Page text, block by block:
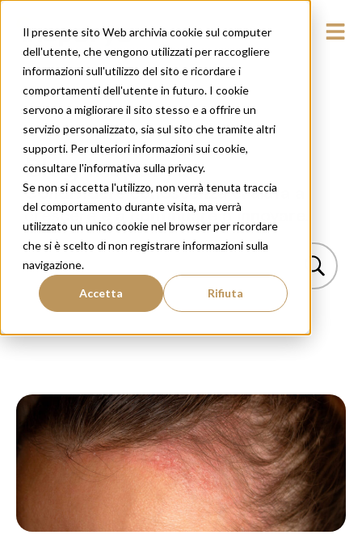
Il presente sito Web archivia cookie sul computer
dell'utente, che vengono utilizzati per raccogliere
informazioni sull'utilizzo del sito e ricordare i
comportamenti dell'utente in futuro. I cookie
servono a migliorare il sito stesso e a offrire un
servizio personalizzato, sia sul sito che tramite altri
supporti. Per ulteriori informazioni sui cookie,
consultare l'informativa sulla privacy.
Se non si accetta l'utilizzo, non verrà tenuta traccia
del comportamento durante visita, ma verrà
utilizzato un unico cookie nel browser per ricordare
che si è scelto di non registrare informazioni sulla
navigazione.
Accetta Rifiuta
Blog Insparya
Condividere conoscenza ci aiuta a
crescere e a continuare a innovare.